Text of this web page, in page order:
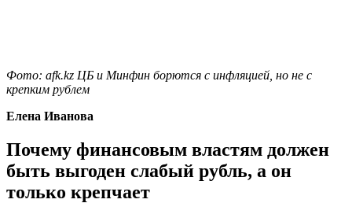
Фото: afk.kz ЦБ и Минфин борются с инфляцией, но не с
крепким рублем
Елена Иванова
Почему финансовым властям должен
быть выгоден слабый рубль, а он
только крепчает